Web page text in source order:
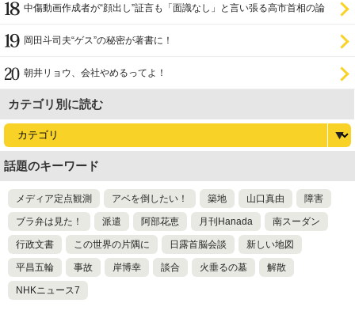
中傷動画作成者が“顔出し”証言も「面識なし」と言い張る高市首相の論
岡田斗司夫“ゲス”の秘密が著書に！
朝井リョウ、会社やめるってよ！
カテゴリ別に読む
話題のキーワード
メディア定点観測 アベを倒したい！ 築地 山口真由 障害
ブラ弁は見た！ 派遣 阿部花恵 月刊Hanada 南スーダン
行政文書 この世界の片隅に 日露首脳会談 新しい地図
平昌五輪 事故 岸博幸 談合 火垂るの墓 解散
NHKニュース7